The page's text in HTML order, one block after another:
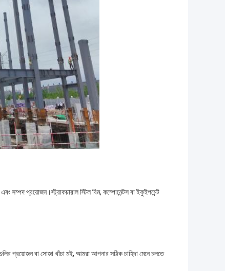
সম্পদ প্রয়োজন।স্ট্রাকচারাল স্টিল বিম, কম্পোনেন্টস বা ইকুইপমেন্ট
প্রয়োজন বা সোজা খাঁচা মই, আমরা আপনার সঠিক চাহিদা মেনে চলতে